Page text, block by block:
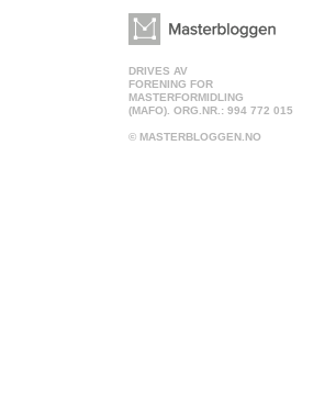
DRIVES AV
FORENING FOR
MASTERFORMIDLING
(MAFO). ORG.NR.: 994 772 015
© MASTERBLOGGEN.NO